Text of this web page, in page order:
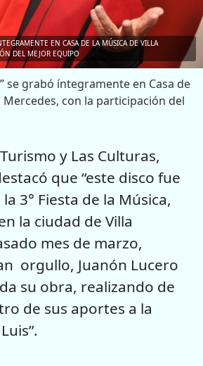
EN CASA DE LA MÚSICA DE VILLA
DEL MEJOR EQUIPO
se grabó íntegramente en Casa de
Mercedes, con la participación del
y Las Culturas,
que “este disco fue
3° Fiesta de la Música,
la ciudad de Villa
mes de marzo,
orgullo, Juanón Lucero
su obra, realizando de
de sus aportes a la